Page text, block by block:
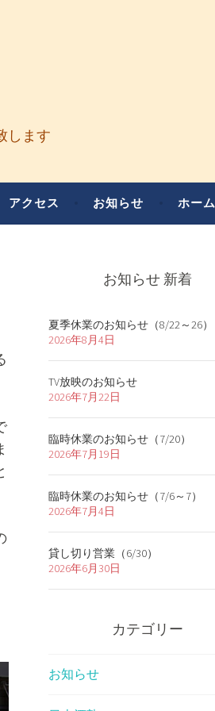
します
アクセス お知らせ ホーム
お知らせ 新着
夏季休業のお知らせ（8/22～26）
2026年8月4日
TV放映のお知らせ
2026年7月22日
臨時休業のお知らせ（7/20）
2026年7月19日
臨時休業のお知らせ（7/6～7）
2026年7月4日
貸し切り営業（6/30）
2026年6月30日
カテゴリー
お知らせ